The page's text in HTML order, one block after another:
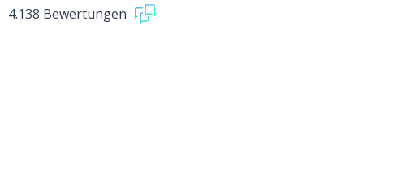
4.138 Bewertungen